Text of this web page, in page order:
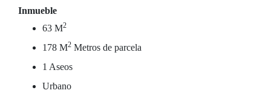
Inmueble
63 M2
178 M2 Metros de parcela
1 Aseos
Urbano